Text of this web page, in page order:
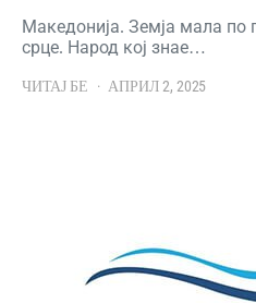
Македонија. Земја мала по
срце. Народ кој знае…
ЧИТАЈ БЕ АПРИЛ 2, 2025